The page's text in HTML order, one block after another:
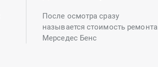
После осмотра сразу
называется стоимость ремонта
Мерседес Бенс